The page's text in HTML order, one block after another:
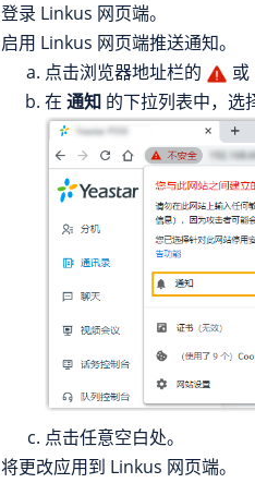
登录 Linkus 网页端。
启用 Linkus 网页端推送通知。
点击浏览器地址栏的
或
在 通知 的下拉列表中，选
点击任意空白处。
将更改应用到 Linkus 网页端。